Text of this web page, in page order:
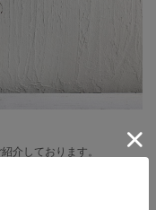
介しております。